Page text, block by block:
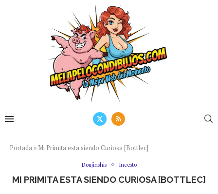
Portada » Mi Primita esta siendo Curiosa [Bottlec]
Doujinshis Incesto
MI PRIMITA ESTA SIENDO CURIOSA [BOTTLEC]